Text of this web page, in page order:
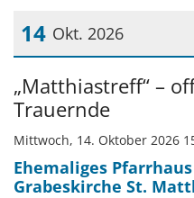
14 Okt. 2026
Datum: 14. Oktober
„Matthiastreff“ –
Trauernde
Mittwoch, 14. Oktober 2026
Ehemaliges
Grabeskirche St.